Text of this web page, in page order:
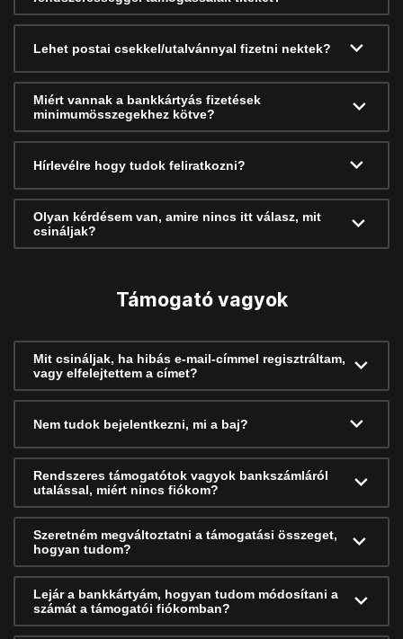
Lehet postai csekkel/utalvánnyal fizetni nektek?
Miért vannak a bankkártyás fizetések
minimumösszegekhez kötve?
Hírlevélre hogy tudok feliratkozni?
Olyan kérdésem van, amire nincs itt válasz, mit
csináljak?
Támogató vagyok
Mit csináljak, ha hibás e-mail-címmel regisztráltam,
vagy elfelejtettem a címet?
Nem tudok bejelentkezni, mi a baj?
Rendszeres támogatótok vagyok bankszámláról
utalással, miért nincs fiókom?
Szeretném megváltoztatni a támogatási összeget,
hogyan tudom?
Lejár a bankkártyám, hogyan tudom módosítani a
számát a támogatói fiókomban?